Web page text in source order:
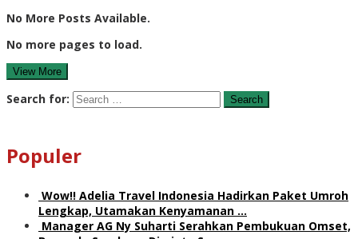
No More Posts Available.
No more pages to load.
View More
Search for:
Populer
Wow!! Adelia Travel Indonesia Hadirkan Paket Umroh
Lengkap, Utamakan Kenyamanan …
Manager AG Ny Suharti Serahkan Pembukuan Omset,